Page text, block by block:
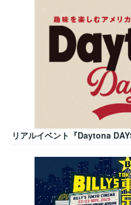
リアルイベント『Daytona